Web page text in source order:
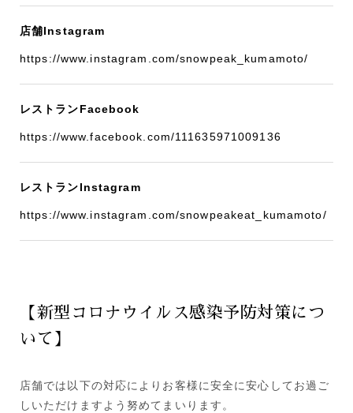
店舗Instagram
https://www.instagram.com/snowpeak_kumamoto/
レストランFacebook
https://www.facebook.com/111635971009136
レストランInstagram
https://www.instagram.com/snowpeakeat_kumamoto/
【新型コロナウイルス感染予防対策につ
いて】
店舗では以下の対応によりお客様に安全に安心してお過ご
しいただけますよう努めてまいります。